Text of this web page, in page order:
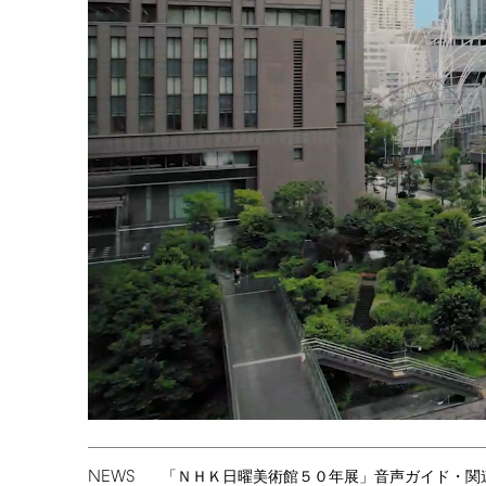
NEWS 「ＮＨＫ日曜美術館５０年展」音声ガイド・